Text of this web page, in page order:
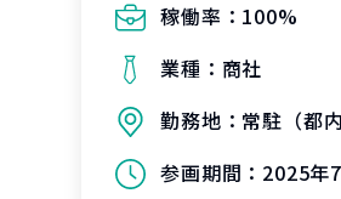
稼働率： 100%
業種： 商社
勤務地： 常駐（都内
参画期間： 2025年